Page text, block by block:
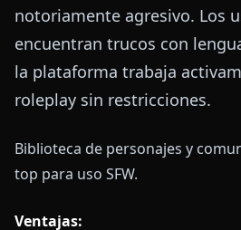
notoriamente agresivo. Los
encuentran trucos con
la plataforma trabaja
roleplay sin restricciones.
Biblioteca de personajes y
top para uso SFW.
Ventajas: